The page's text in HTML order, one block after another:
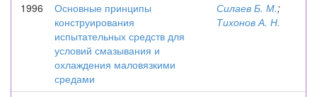
1996
Основные принципы
конструирования
испытательных средств для
условий смазывания и
охлаждения маловязкими
средами
Силаев Б. М.;
Тихонов А. Н.